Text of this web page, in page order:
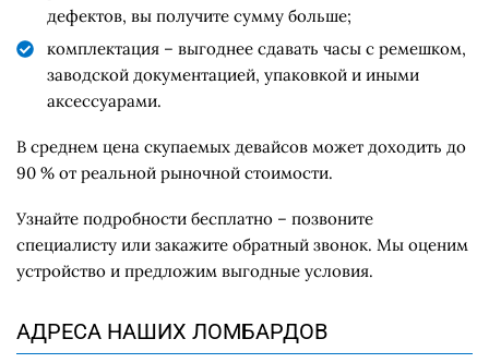
дефектов, вы получите сумму больше;
комплектация – выгоднее сдавать часы с ремешком,
заводской документацией, упаковкой и иными
аксессуарами.
В среднем цена скупаемых девайсов может доходить до
90 % от реальной рыночной стоимости.
Узнайте подробности бесплатно – позвоните
специалисту или закажите обратный звонок. Мы оценим
устройство и предложим выгодные условия.
АДРЕСА НАШИХ ЛОМБАРДОВ